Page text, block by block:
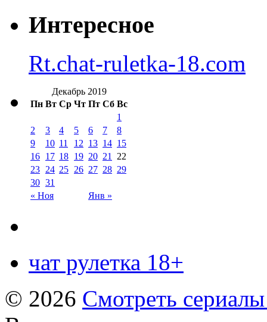
Интересное
Rt.chat-ruletka-18.com
Декабрь 2019
Пн Вт Ср Чт Пт Сб Вс
« Ноя Янв »
1
2
3 4 5 6 7
8
9
10 11 12 13 14 15
16 17 18 19 20 21
22
23 24 25 26 27 28 29
30 31
чат рулетка 18+
© 2026 Смотреть